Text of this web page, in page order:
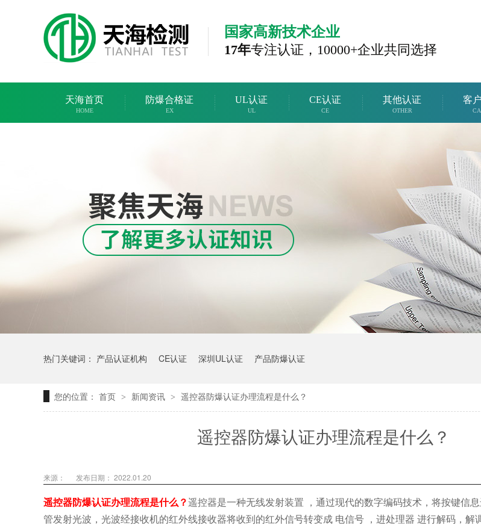
国家高新技术企业
17年专注认证， 10000+企业共同选择
天海首页
HOME
防爆合格证
EX
UL认证
UL
CE认证
CE
其他认证
OTHER
客
热门关键词： 产品认证机构 CE认证 深圳UL认证 产品防爆认证
您的位置： 首页 > 新闻资讯 > 遥控器防爆认证办理流程是什么？
遥控器防爆认证办理流程是什么？
来源： 发布日期： 2022.01.20
遥控器防爆认证办理流程是什么？遥控器是一种无线发射装置 ，通过现代的数字编码技术，将按键信
管发射光波，光波经接收机的红外线接收器将收到的红外信号转变成 电信号 ，进处理器 进行解码，解